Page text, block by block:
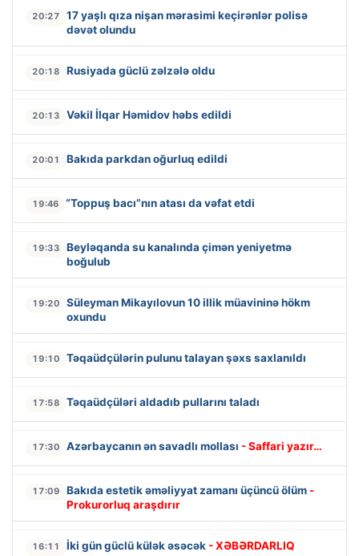
20:27
17 yaşlı qıza nişan mərasimi keçirənlər polisə
dəvət olundu
20:18 Rusiyada güclü zəlzələ oldu
20:13 Vəkil İlqar Həmidov həbs edildi
20:01 Bakıda parkdan oğurluq edildi
19:46 “Toppuş bacı”nın atası da vəfat etdi
19:33
Beyləqanda su kanalında çimən yeniyetmə
boğulub
19:20
Süleyman Mikayılovun 10 illik müavininə hökm
oxundu
19:10 Təqaüdçülərin pulunu talayan şəxs saxlanıldı
17:58 Təqaüdçüləri aldadıb pullarını taladı
17:30 Azərbaycanın ən savadlı mollası - Saffari yazır…
17:09 Bakıda estetik əməliyyat zamanı üçüncü ölüm -
Prokurorluq araşdırır
16:11 İki gün güclü külək əsəcək - XƏBƏRDARLIQ